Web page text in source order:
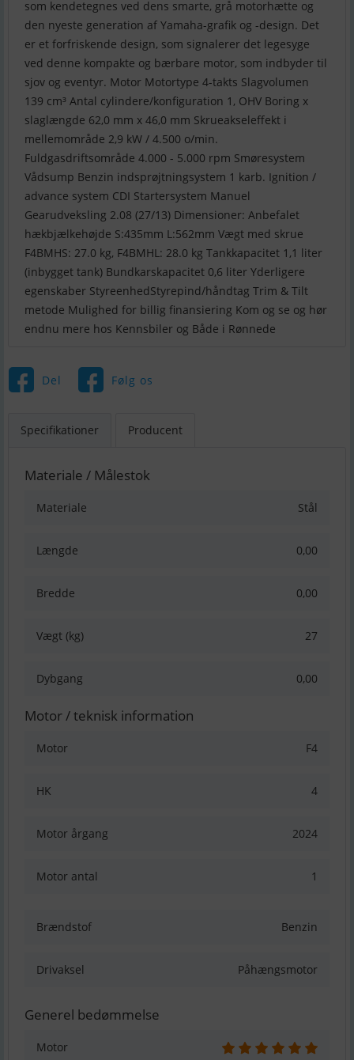
som kendetegnes ved dens smarte, grå motorhætte og
den nyeste generation af Yamaha-grafik og -design. Det
er et forfriskende design, som signalerer det legesyge
ved denne kompakte og bærbare motor, som indbyder til
sjov og eventyr. Motor Motortype 4-takts Slagvolumen
139 cm³ Antal cylindere/konfiguration 1, OHV Boring x
slaglængde 62,0 mm x 46,0 mm Skrueakseleffekt i
mellemområde 2,9 kW / 4.500 o/min.
Fuldgasdriftsområde 4.000 - 5.000 rpm Smøresystem
Vådsump Benzin indsprøjtningsystem 1 karb. Ignition /
advance system CDI Startersystem Manuel
Gearudveksling 2.08 (27/13) Dimensioner: Anbefalet
hækbjælkehøjde S:435mm L:562mm Vægt med skrue
F4BMHS: 27.0 kg, F4BMHL: 28.0 kg Tankkapacitet 1,1 liter
(inbygget tank) Bundkarskapacitet 0,6 liter Yderligere
egenskaber StyreenhedStyrepind/håndtag Trim & Tilt
metode Mulighed for billig finansiering Kom og se og hør
endnu mere hos Kennsbiler og Både i Rønnede
Del Følg os
Specifikationer Producent
Materiale / Målestok
Materiale Stål
Længde 0,00
Bredde 0,00
Vægt (kg) 27
Dybgang 0,00
Motor / teknisk information
Motor F4
HK 4
Motor årgang 2024
Motor antal 1
Brændstof Benzin
Drivaksel Påhængsmotor
Generel bedømmelse
Motor